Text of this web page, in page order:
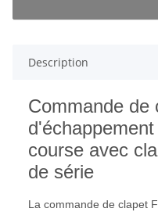
Description
Commande de
course avec
de série
La commande de clapet